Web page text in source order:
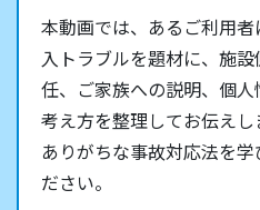
本動画では、あるご利用
入トラブルを題材に、施
任、ご家族への説明、個
考え方を整理してお伝え
ありがちな事故対応法を
ださい。